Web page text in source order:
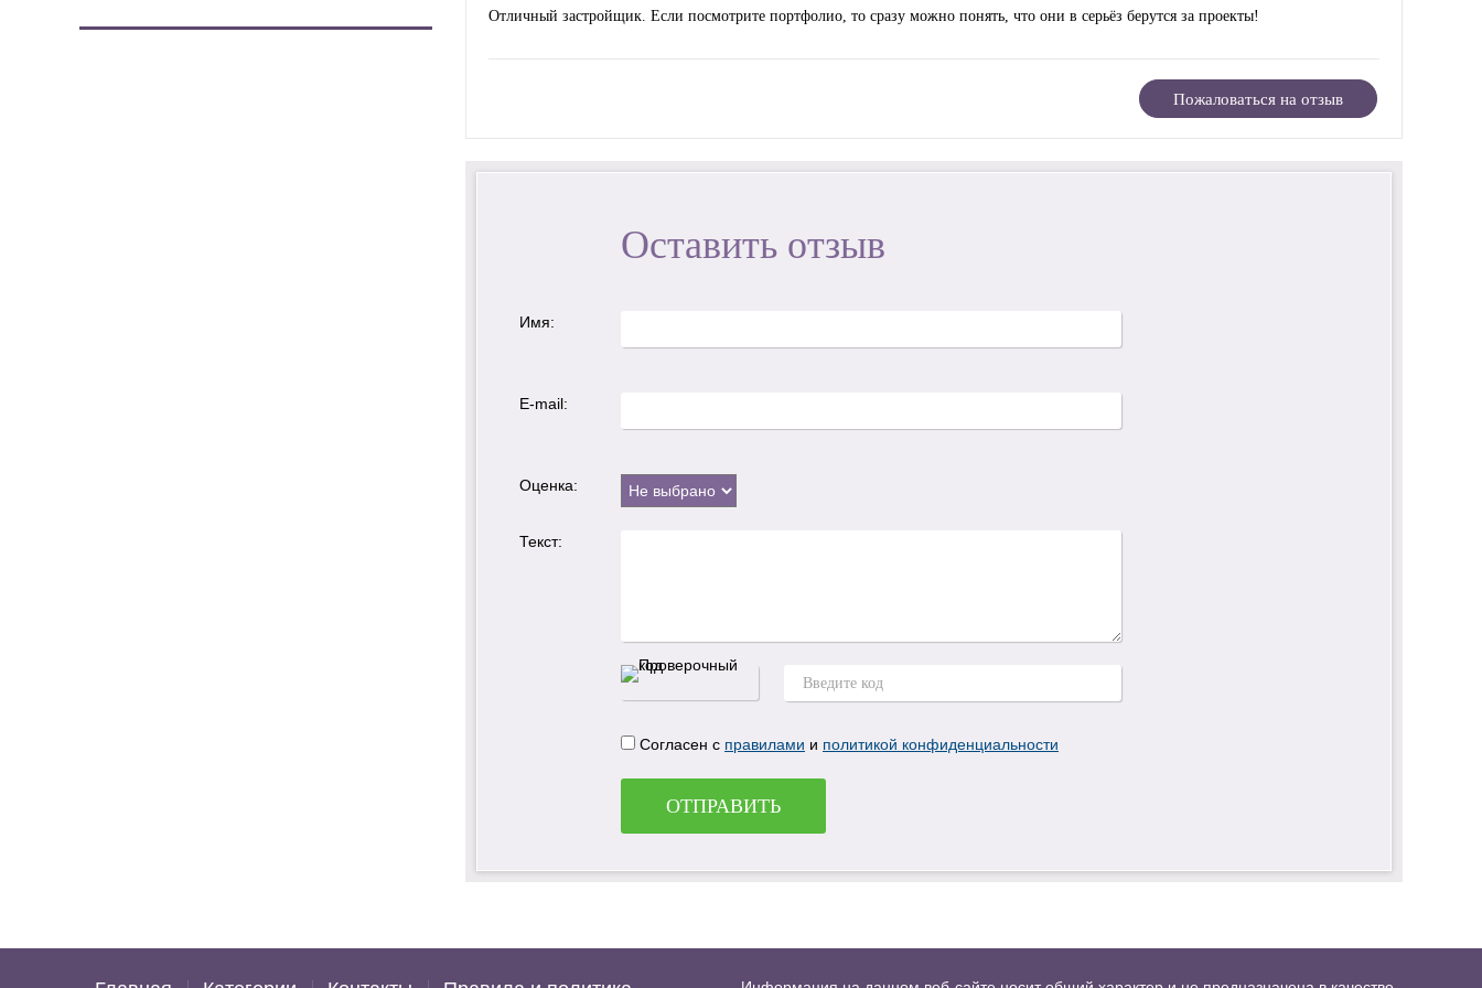
Отличный застройщик. Если посмотрите портфолио, то сразу можно понять, что они в серьёз берутся за проекты!
Пожаловаться на отзыв
Оставить отзыв
Имя:
E-mail:
Оценка:
Текст:
Согласен с правилами и политикой конфиденциальности
ОТПРАВИТЬ